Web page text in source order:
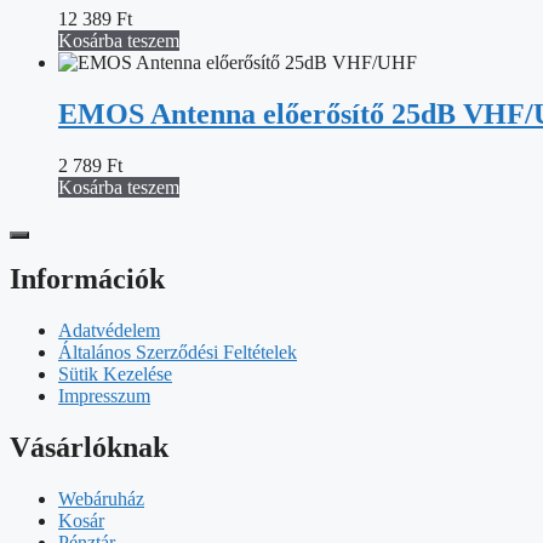
12 389 Ft
Kosárba teszem
EMOS Antenna előerősítő 25dB VHF/
2 789 Ft
Kosárba teszem
Információk
Adatvédelem
Általános Szerződési Feltételek
Sütik Kezelése
Impresszum
Vásárlóknak
Webáruház
Kosár